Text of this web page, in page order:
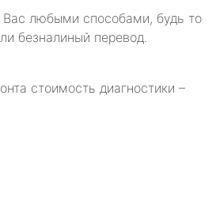
любыми способами, будь то
безналиный перевод.
стоимость диагностики –